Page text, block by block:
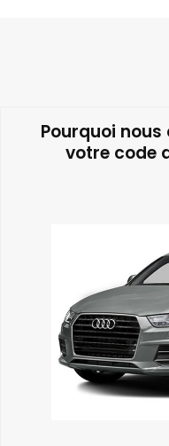
Pourquoi
votre code